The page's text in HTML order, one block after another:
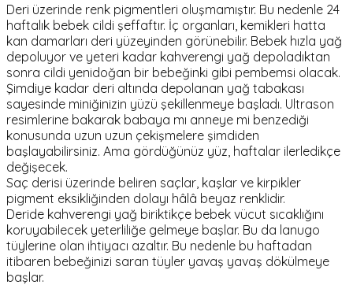
Deri üzerinde renk pigmentleri oluşmamıştır. Bu nedenle 24
haftalık bebek cildi şeffaftır. İç organları, kemikleri hatta
kan damarları deri yüzeyinden görünebilir. Bebek hızla yağ
depoluyor ve yeteri kadar kahverengi yağ depoladıktan
sonra cildi yenidoğan bir bebeğinki gibi pembemsi olacak.
Şimdiye kadar deri altında depolanan yağ tabakası
sayesinde miniğinizin yüzü şekillenmeye başladı. Ultrason
resimlerine bakarak babaya mı anneye mi benzediği
konusunda uzun uzun çekişmelere şimdiden
başlayabilirsiniz. Ama gördüğünüz yüz, haftalar ilerledikçe
değişecek.
Saç derisi üzerinde beliren saçlar, kaşlar ve kirpikler
pigment eksikliğinden dolayı hâlâ beyaz renklidir.
Deride kahverengi yağ biriktikçe bebek vücut sıcaklığını
koruyabilecek yeterliliğe gelmeye başlar. Bu da lanugo
tüylerine olan ihtiyacı azaltır. Bu nedenle bu haftadan
itibaren bebeğinizi saran tüyler yavaş yavaş dökülmeye
başlar.